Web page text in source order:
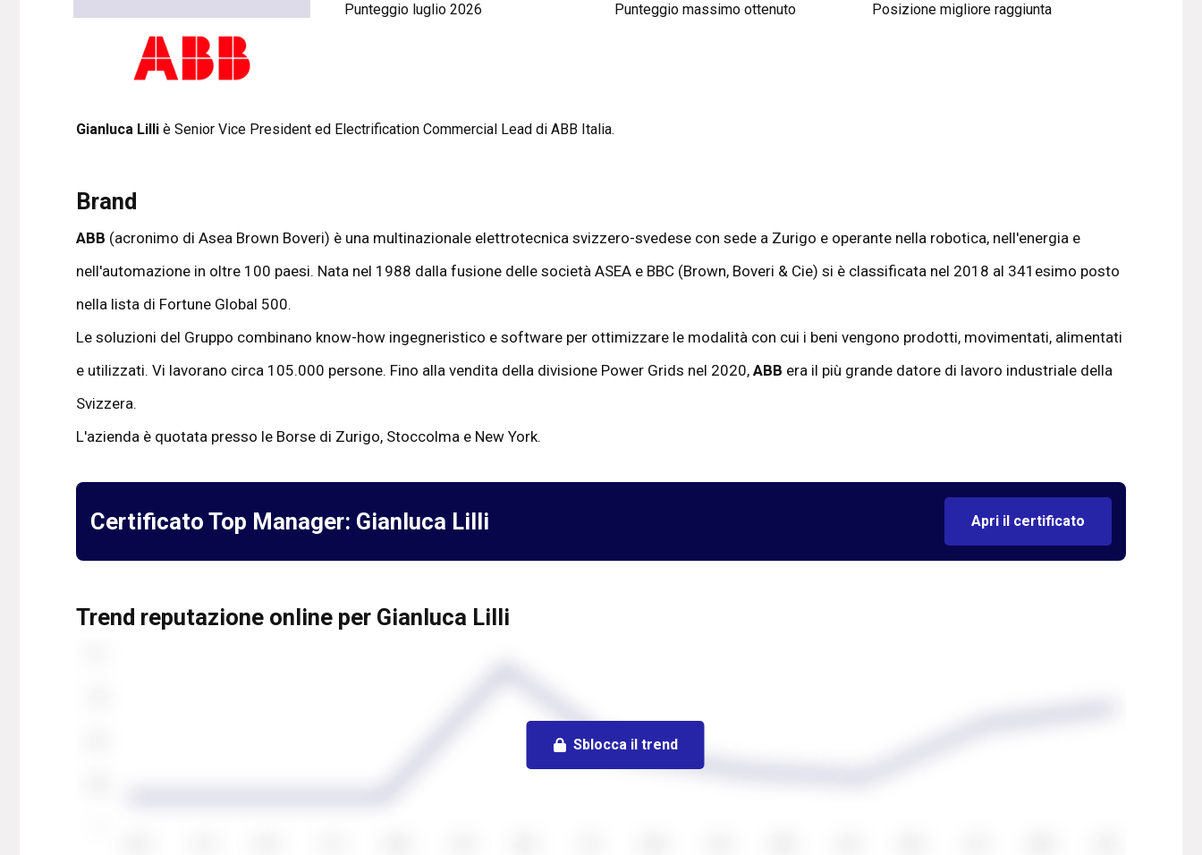
Punteggio luglio 2026 Punteggio massimo ottenuto Posizione migliore raggiunta
Gianluca Lilli è Senior Vice President ed Electrification Commercial Lead di ABB Italia.
Brand
ABB (acronimo di Asea Brown Boveri) è una multinazionale elettrotecnica svizzero-svedese con sede a Zurigo e operante nella robotica, nell'energia e
nell'automazione in oltre 100 paesi. Nata nel 1988 dalla fusione delle società ASEA e BBC (Brown, Boveri & Cie) si è classificata nel 2018 al 341esimo posto
nella lista di Fortune Global 500.
Le soluzioni del Gruppo combinano know-how ingegneristico e software per ottimizzare le modalità con cui i beni vengono prodotti, movimentati, alimentati
e utilizzati. Vi lavorano circa 105.000 persone. Fino alla vendita della divisione Power Grids nel 2020, ABB era il più grande datore di lavoro industriale della
Svizzera.
L'azienda è quotata presso le Borse di Zurigo, Stoccolma e New York.
Certificato Top Manager: Gianluca Lilli Apri il certificato
Trend reputazione online per Gianluca Lilli
Sblocca il trend